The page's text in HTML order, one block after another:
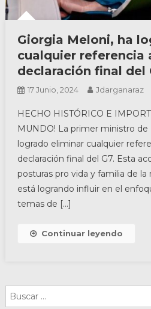
Giorgia Meloni, ha
cualquier referencia
declaración final del
17 Junio, 2024 Jdarganaraz
HECHO HISTÓRICO E
MUNDO! La primer ministro de
logrado eliminar cualquier
declaración final del G7. Esta
posturas pro vida y familia de
está logrando influir en el
temas de […]
Continuar leyendo